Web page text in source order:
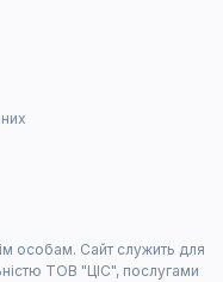
особам. Сайт служить для
ТОВ "ЦІС", послугами